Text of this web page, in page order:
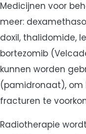
Medicijnen voor
meer:
doxil, thalidomide,
bortezomib
kunnen worden
(pamidronaat), om
fracturen te
Radiotherapie